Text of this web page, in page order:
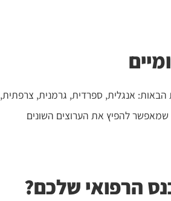
הבאות: אנגלית, ספרדית, גרמנית, צרפתית,
שמאפשר להפיץ את הערוצים השונים
הרפואי שלכם?